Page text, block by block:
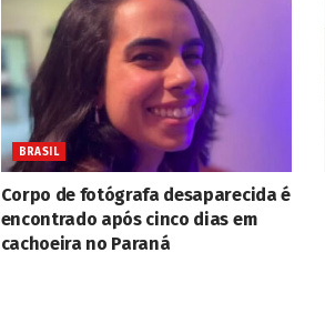
BRASIL
Corpo de fotógrafa desaparecida é
encontrado após cinco dias em
cachoeira no Paraná